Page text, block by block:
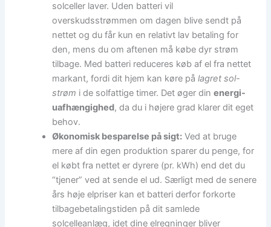
solceller laver. Uden batteri vil
overskudsstrømmen om dagen blive sendt på
nettet og du får kun en relativt lav betaling for
den, mens du om aftenen må købe dyr strøm
tilbage. Med batteri reduceres køb af el fra nettet
markant, fordi dit hjem kan køre pålagret sol-
strøm i de solfattige timer. Det øger dinenergi-
uafhængighed, da du i højere grad klarer dit eget
behov.
Økonomisk besparelse på sigt: Ved at bruge
mere af din egen produktion sparer du penge, for
el købt fra nettet er dyrere (pr. kWh) end det du
“tjener” ved at sende el ud. Særligt med de senere
års høje elpriser kan et batteri derfor forkorte
tilbagebetalingstiden på dit samlede
solcelleanlæg, idet dine elregninger bliver